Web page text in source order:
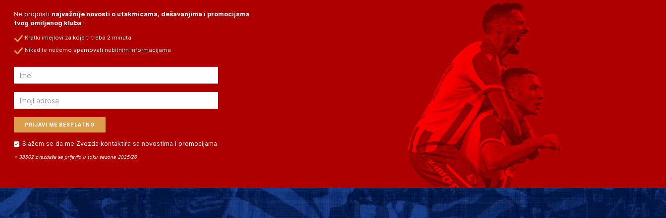
Ne propusti najvažnije novosti o utakmicama, dešavanjima i promocijama
tvog omiljenog kluba !
Kratki imejlovi za koje ti treba 2 minuta
Nikad te nećemo spamovati nebitnim informacijama
Email
Email
Slažem se da me Zvezda kontaktira sa novostima i promocijama
⭐ 38502 zvezdaša se prijavilo u toku sezone 2025/26